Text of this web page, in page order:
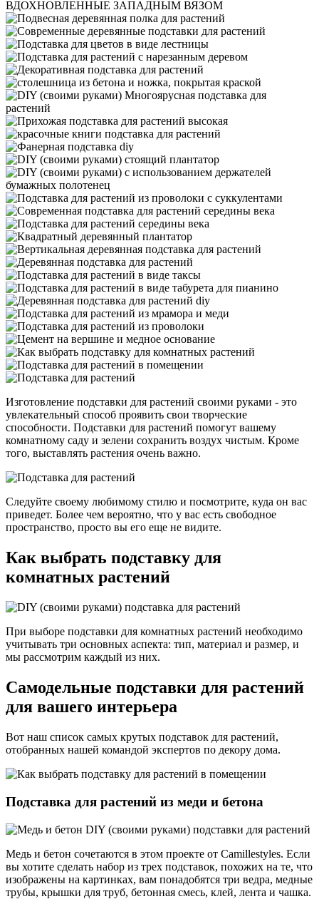
Изготовление подставки для растений своими руками - это
увлекательный способ проявить свои творческие
способности. Подставки для растений помогут вашему
комнатному саду и зелени сохранить воздух чистым. Кроме
того, выставлять растения очень важно.
Следуйте своему любимому стилю и посмотрите, куда он вас
приведет. Более чем вероятно, что у вас есть свободное
пространство, просто вы его еще не видите.
Как выбрать подставку для
комнатных растений
При выборе подставки для комнатных растений необходимо
учитывать три основных аспекта: тип, материал и размер, и
мы рассмотрим каждый из них.
Самодельные подставки для растений
для вашего интерьера
Вот наш список самых крутых подставок для растений,
отобранных нашей командой экспертов по декору дома.
Подставка для растений из меди и бетона
Медь и бетон сочетаются в этом проекте от Camillestyles. Если
вы хотите сделать набор из трех подставок, похожих на те, что
изображены на картинках, вам понадобятся три ведра, медные
трубы, крышки для труб, бетонная смесь, клей, лента и чашка.